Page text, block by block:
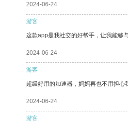
2024-06-24
游客
这款app是我社交的好帮手，让我能够
2024-06-24
游客
超级好用的加速器，妈妈再也不用担心
2024-06-24
游客